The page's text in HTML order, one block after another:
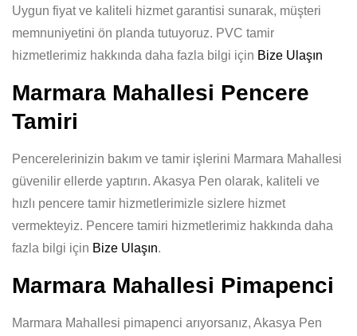
Uygun fiyat ve kaliteli hizmet garantisi sunarak, müşteri
memnuniyetini ön planda tutuyoruz. PVC tamir
hizmetlerimiz hakkında daha fazla bilgi için Bize Ulaşın
Marmara Mahallesi Pencere
Tamiri
Pencerelerinizin bakım ve tamir işlerini Marmara Mahallesi
güvenilir ellerde yaptırın. Akasya Pen olarak, kaliteli ve
hızlı pencere tamir hizmetlerimizle sizlere hizmet
vermekteyiz. Pencere tamiri hizmetlerimiz hakkında daha
fazla bilgi için Bize Ulaşın.
Marmara Mahallesi Pimapenci
Marmara Mahallesi pimapenci arıyorsanız, Akasya Pen